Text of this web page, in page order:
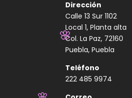
Dirección
Calle 13 Sur 1102
Local 1, Planta alta
Col. La Paz, 72160
Puebla, Puebla
Teléfono
222 485 9974
🌸